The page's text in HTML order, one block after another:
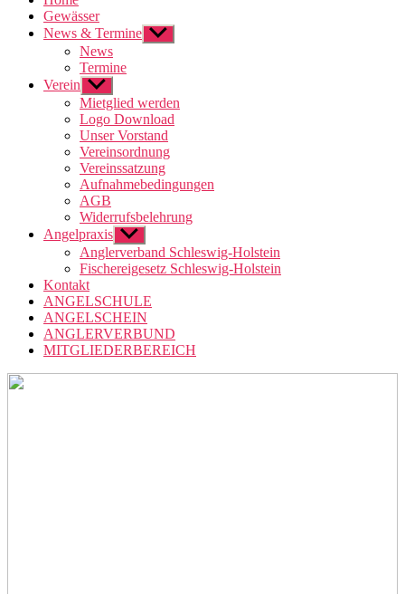
Gewässer
News & Termine Untermenü
anzeigen
News
Termine
Verein Untermenü
anzeigen
Mietglied werden
Logo Download
Unser Vorstand
Vereinsordnung
Vereinssatzung
Aufnahmebedingungen
AGB
Widerrufsbelehrung
Angelpraxis Untermenü
anzeigen
Anglerverband Schleswig-Holstein
Fischereigesetz Schleswig-Holstein
Kontakt
ANGELSCHULE
ANGELSCHEIN
ANGLERVERBUND
MITGLIEDERBEREICH